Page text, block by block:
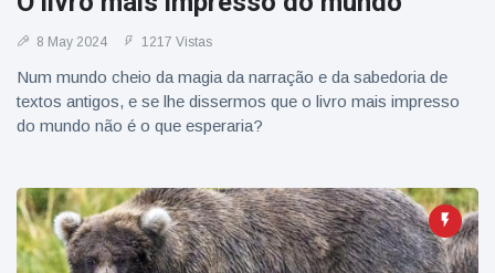
8 May 2024 1217 Vistas
Num mundo cheio da magia da narração e da sabedoria de
textos antigos, e se lhe dissermos que o livro mais impresso
do mundo não é o que esperaria?